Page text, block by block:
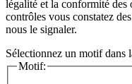
légalité et la conformité des
contrôles vous constatez
nous le signaler.
Sélectionnez un motif dans
Motif: